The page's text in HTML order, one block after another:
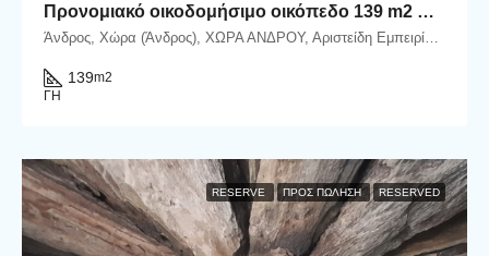
Προνομιακό οικοδομήσιμο οικόπεδο 139 m2 στην Χώρα Άνδρου.
139m2
ΓΗ
RESERVE ΠΡΟΣ ΠΏΛΗΣΗ RESERVED